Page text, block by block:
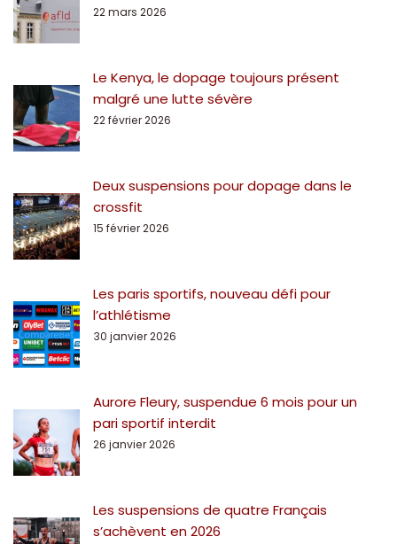
22 mars 2026
Le Kenya, le dopage toujours présent
malgré une lutte sévère
22 février 2026
Deux suspensions pour dopage dans le
crossfit
15 février 2026
Les paris sportifs, nouveau défi pour
l’athlétisme
30 janvier 2026
Aurore Fleury, suspendue 6 mois pour un
pari sportif interdit
26 janvier 2026
Les suspensions de quatre Français
s’achèvent en 2026